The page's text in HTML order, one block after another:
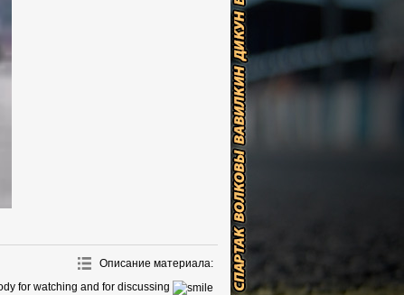
Описание материала:
for watching and for discussing